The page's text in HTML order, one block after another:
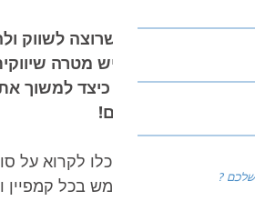
עסק שרוצה לשווק
מהם יש מטרה
לדעת כיצד למשוך את
והחגים!
כאן תוכלו לקרוא על
להשתמש בכל